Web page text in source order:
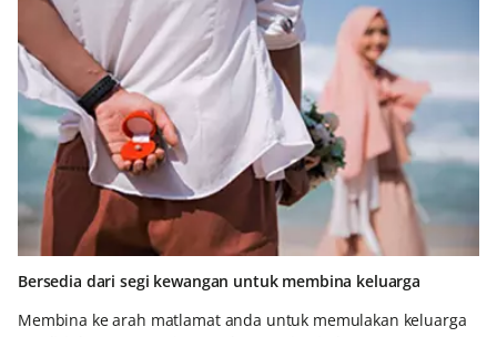
Bersedia dari segi kewangan untuk membina keluarga
Membina ke arah matlamat anda untuk memulakan keluarga